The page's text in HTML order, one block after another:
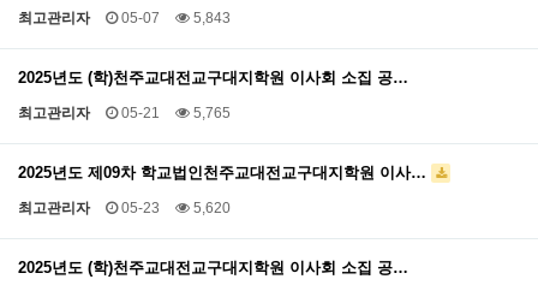
최고관리자 05-07 5,843
2025년도 (학)천주교대전교구대지학원 이사회 소집 공…
최고관리자 05-21 5,765
2025년도 제09차 학교법인천주교대전교구대지학원 이사…
최고관리자 05-23 5,620
2025년도 (학)천주교대전교구대지학원 이사회 소집 공…